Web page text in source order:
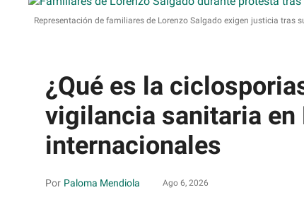
Representación de familiares de Lorenzo Salgado exigen justicia tras
¿Qué es la
vigilancia sanitaria
internacionales
Paloma Mendiola Ago 6, 2026